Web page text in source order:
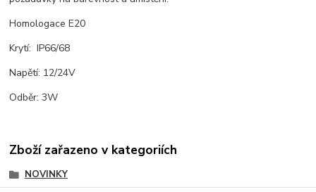
Homologace E20
Krytí: IP66/68
Napětí: 12/24V
Odběr: 3W
Zboží zařazeno v kategoriích
NOVINKY